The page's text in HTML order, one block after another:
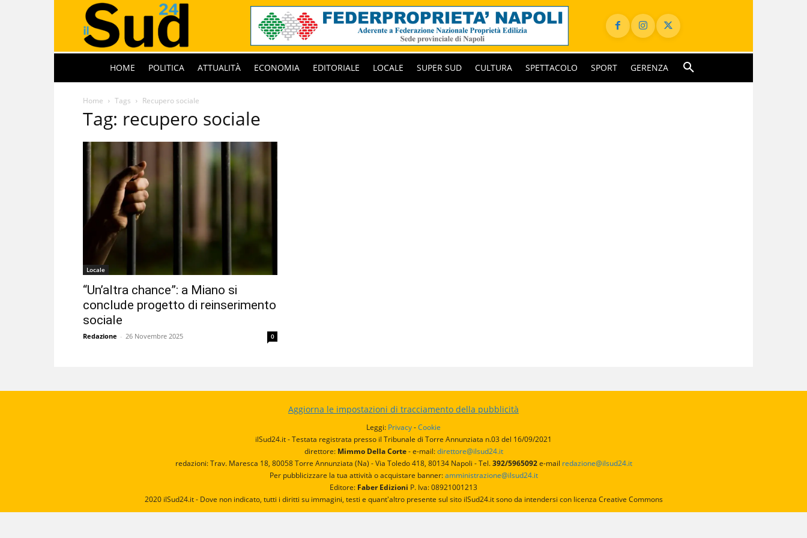
HOME POLITICA ATTUALITÀ ECONOMIA EDITORIALE LOCALE SUPER SUD CULTURA SPETTACOLO SPORT GERENZA
Home Tags Recupero sociale
Tag: recupero sociale
Locale
“Un’altra chance”: a Miano si
conclude progetto di reinserimento
sociale
Redazione - 26 Novembre 2025 0
Aggiorna le impostazioni di tracciamento della pubblicità
Leggi: Privacy-Cookie
ilSud24.it - Testata registrata presso il Tribunale di Torre Annunziata n.03 del 16/09/2021
direttore:Mimmo Della Corte- e-mail:direttore@ilsud24.it
redazioni: Trav. Maresca 18, 80058 Torre Annunziata (Na) - Via Toledo 418, 80134 Napoli - Tel.392/5965092e-mail redazione@ilsud24.it
Per pubblicizzare la tua attività o acquistare banner:amministrazione@ilsud24.it
Editore: Faber Edizioni P. Iva: 08921001213
2020 ilSud24.it - Dove non indicato, tutti i diritti su immagini, testi e quant'altro presente sul sito ilSud24.it sono da intendersi con licenza Creative Commons